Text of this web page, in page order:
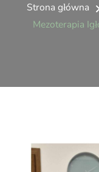
Strona główna
Mezoterapia